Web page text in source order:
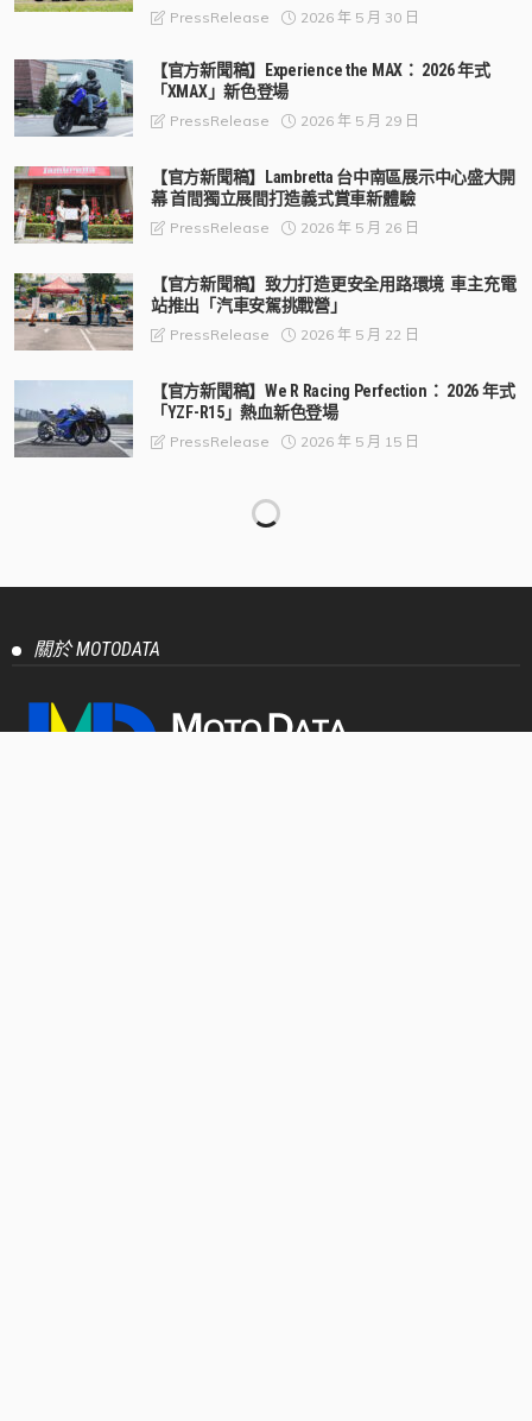
PressRelease 2026 年 5 月 30 日
【官方新聞稿】Experience the MAX： 2026 年式
「XMAX」新色登場
PressRelease 2026 年 5 月 29 日
【官方新聞稿】Lambretta 台中南區展示中心盛大開
幕 首間獨立展間打造義式賞車新體驗
PressRelease 2026 年 5 月 26 日
【官方新聞稿】致力打造更安全用路環境 車主充電
站推出「汽車安駕挑戰營」
PressRelease 2026 年 5 月 22 日
【官方新聞稿】We R Racing Perfection： 2026 年式
「YZF-R15」熱血新色登場
PressRelease 2026 年 5 月 15 日
【官方新聞稿】從賽道到街道：承襲TSR廠隊設計
語彙， 「CYGNUS X」極鋒銀 新色上市
場！
【官方新聞稿】Honda Motorcycle 全新2026年式